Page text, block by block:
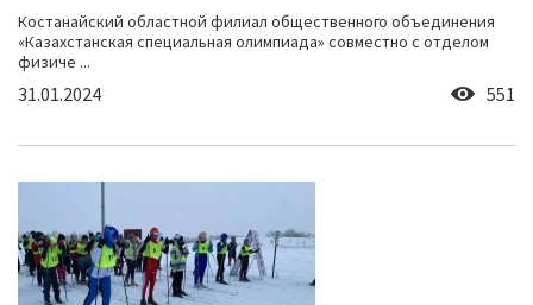
Костанайский областной филиал общественного объединения
«Казахстанская специальная олимпиада» совместно с отделом
физиче ...
31.01.2024 551